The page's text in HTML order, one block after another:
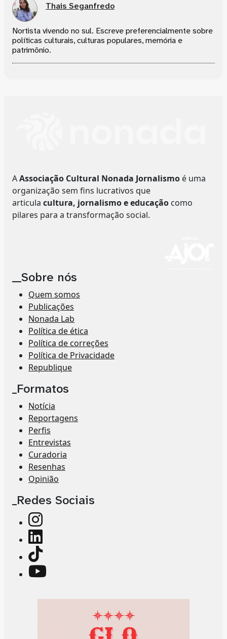
Thais Seganfredo
Nortista vivendo no sul. Escreve preferencialmente sobre
políticas culturais, culturas populares, memória e
patrimônio.
AAssociação Cultural Nonada Jornalismo é uma
organização sem fins lucrativos que
articula cultura, jornalismo e educação como
pilares para a transformação social.
__Sobre nós
Quem somos
Publicações
Nonada Lab
Política de ética
Política de correções
Política de Privacidade
Republique
_Formatos
Notícia
Reportagens
Perfis
Entrevistas
Curadoria
Resenhas
Opinião
_Redes Sociais